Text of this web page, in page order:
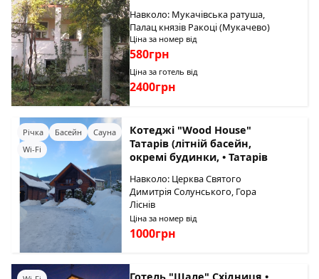
Навколо: Мукачівська ратуша,
Палац князів Ракоці (Мукачево)
Ціна за номер від
580грн
Ціна за готель від
2400грн
Річка Басейн
Сауна
Wi-Fi
Котеджі "Wood House"
Татарів (літній басейн,
окремі будинки, • Татарів
Навколо: Церква Святого
Димитрія Солунського, Гора
Ліснів
Ціна за номер від
1000грн